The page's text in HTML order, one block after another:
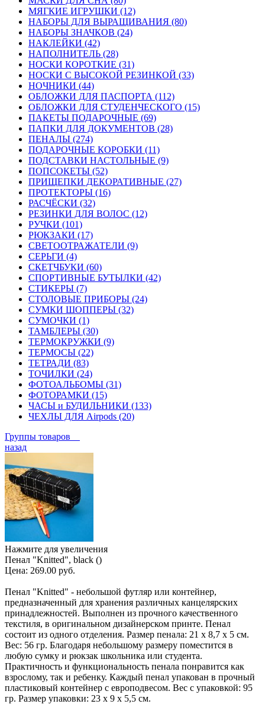
МЯГКИЕ ИГРУШКИ (12)
НАБОРЫ ДЛЯ ВЫРАЩИВАНИЯ (80)
НАБОРЫ ЗНАЧКОВ (24)
НАКЛЕЙКИ (42)
НАПОЛНИТЕЛЬ (28)
НОСКИ КОРОТКИЕ (31)
НОСКИ С ВЫСОКОЙ РЕЗИНКОЙ (33)
НОЧНИКИ (44)
ОБЛОЖКИ ДЛЯ ПАСПОРТА (112)
ОБЛОЖКИ ДЛЯ СТУДЕНЧЕСКОГО (15)
ПАКЕТЫ ПОДАРОЧНЫЕ (69)
ПАПКИ ДЛЯ ДОКУМЕНТОВ (28)
ПЕНАЛЫ (274)
ПОДАРОЧНЫЕ КОРОБКИ (11)
ПОДСТАВКИ НАСТОЛЬНЫЕ (9)
ПОПСОКЕТЫ (52)
ПРИЩЕПКИ ДЕКОРАТИВНЫЕ (27)
ПРОТЕКТОРЫ (16)
РАСЧЁСКИ (32)
РЕЗИНКИ ДЛЯ ВОЛОС (12)
РУЧКИ (101)
РЮКЗАКИ (17)
СВЕТООТРАЖАТЕЛИ (9)
СЕРЬГИ (4)
СКЕТЧБУКИ (60)
СПОРТИВНЫЕ БУТЫЛКИ (42)
СТИКЕРЫ (7)
СТОЛОВЫЕ ПРИБОРЫ (24)
СУМКИ ШОППЕРЫ (32)
СУМОЧКИ (1)
ТАМБЛЕРЫ (30)
ТЕРМОКРУЖКИ (9)
ТЕРМОСЫ (22)
ТЕТРАДИ (83)
ТОЧИЛКИ (24)
ФОТОАЛЬБОМЫ (31)
ФОТОРАМКИ (15)
ЧАСЫ и БУДИЛЬНИКИ (133)
ЧЕХЛЫ ДЛЯ Airpods (20)
Группы товаров
назад
Нажмите для увеличения
Пенал "Knitted", black ()
Цена: 269.00 руб.
Пенал "Knitted" - небольшой футляр или контейнер,
предназначенный для хранения различных канцелярских
принадлежностей. Выполнен из прочного качественного
текстиля, в оригинальном дизайнерском принте. Пенал
состоит из одного отделения. Размер пенала: 21 х 8,7 х 5 см.
Вес: 56 гр. Благодаря небольшому размеру поместится в
любую сумку и рюкзак школьника или студента.
Практичность и функциональность пенала понравится как
взрослому, так и ребенку. Каждый пенал упакован в прочный
пластиковый контейнер с европодвесом. Вес с упаковкой: 95
гр. Размер упаковки: 23 х 9 х 5,5 см.